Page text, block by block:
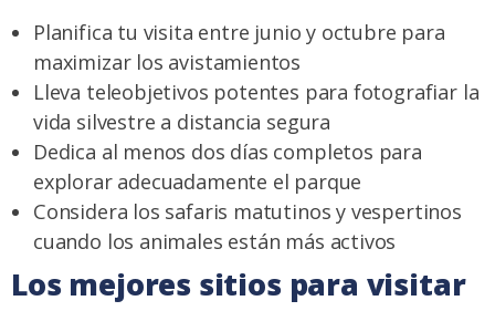
Planifica tu visita entre junio y octubre para
maximizar los avistamientos
Lleva teleobjetivos potentes para fotografiar la
vida silvestre a distancia segura
Dedica al menos dos días completos para
explorar adecuadamente el parque
Considera los safaris matutinos y vespertinos
cuando los animales están más activos
Los mejores sitios para visitar